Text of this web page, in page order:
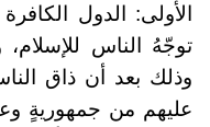
الأولى: الدول
توجّهُ الناس للإسلام،
وذلك بعد أن ذاق
عليهم من جمهوريةٍ